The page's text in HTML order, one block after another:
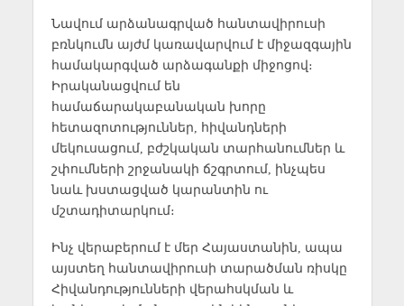
Նավում արձանագրված հանտավիրուսի
բռնկումն այժմ կառավարվում է միջազգային
համակարգված արձագանքի միջոցով։
Իրականացվում են
համաճարակաբանական խորը
հետազոտություններ, հիվանդների
մեկուսացում, բժշկական տարհանումներ և
շփումների շրջանակի ճշգրտում, ինչպես
նաև խստացված կարանտին ու
մշտադիտարկում։
Ինչ վերաբերում է մեր Հայաստանին, ապա
այստեղ հանտավիրուսի տարածման ռիսկը
Հիվանդությունների վերահսկման և